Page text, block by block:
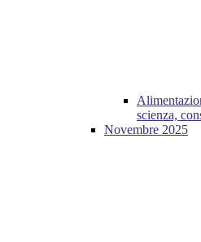
scienza,
Novembre 2025